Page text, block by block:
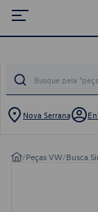
Nova Serrana
/Peças VW/Busca